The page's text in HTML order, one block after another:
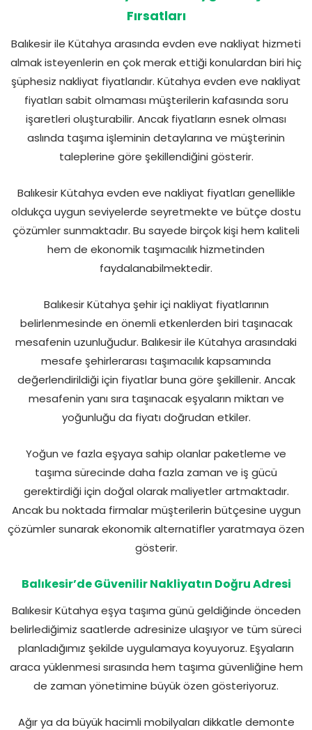
Fırsatları
Balıkesir ile Kütahya arasında evden eve nakliyat hizmeti
almak isteyenlerin en çok merak ettiği konulardan biri hiç
şüphesiz nakliyat fiyatlarıdır. Kütahya evden eve nakliyat
fiyatları sabit olmaması müşterilerin kafasında soru
işaretleri oluşturabilir. Ancak fiyatların esnek olması
aslında taşıma işleminin detaylarına ve müşterinin
taleplerine göre şekillendiğini gösterir.
Balıkesir Kütahya evden eve nakliyat fiyatları genellikle
oldukça uygun seviyelerde seyretmekte ve bütçe dostu
çözümler sunmaktadır. Bu sayede birçok kişi hem kaliteli
hem de ekonomik taşımacılık hizmetinden
faydalanabilmektedir.
Balıkesir Kütahya şehir içi nakliyat fiyatlarının
belirlenmesinde en önemli etkenlerden biri taşınacak
mesafenin uzunluğudur. Balıkesir ile Kütahya arasındaki
mesafe şehirlerarası taşımacılık kapsamında
değerlendirildiği için fiyatlar buna göre şekillenir. Ancak
mesafenin yanı sıra taşınacak eşyaların miktarı ve
yoğunluğu da fiyatı doğrudan etkiler.
Yoğun ve fazla eşyaya sahip olanlar paketleme ve
taşıma sürecinde daha fazla zaman ve iş gücü
gerektirdiği için doğal olarak maliyetler artmaktadır.
Ancak bu noktada firmalar müşterilerin bütçesine uygun
çözümler sunarak ekonomik alternatifler yaratmaya özen
gösterir.
Balıkesir’de Güvenilir Nakliyatın Doğru Adresi
Balıkesir Kütahya eşya taşıma günü geldiğinde önceden
belirlediğimiz saatlerde adresinize ulaşıyor ve tüm süreci
planladığımız şekilde uygulamaya koyuyoruz. Eşyaların
araca yüklenmesi sırasında hem taşıma güvenliğine hem
de zaman yönetimine büyük özen gösteriyoruz.
Ağır ya da büyük hacimli mobilyaları dikkatle demonte